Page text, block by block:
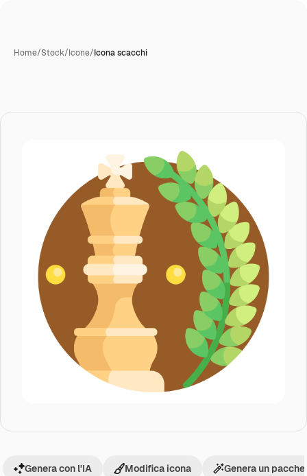
Home/Stock/Icone/Icona scacchi
Genera con l'IA Modifica icona Genera un